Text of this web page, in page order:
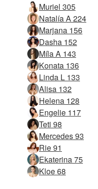
Muriel 305
Natalía A 224
Marjana 156
Dasha 152
Míla A 143
Konata 136
Linda L 133
Alisa 132
Helena 128
Engelie 117
Teti 98
Mercedes 93
Rie 91
Ekaterina 75
Kloe 68